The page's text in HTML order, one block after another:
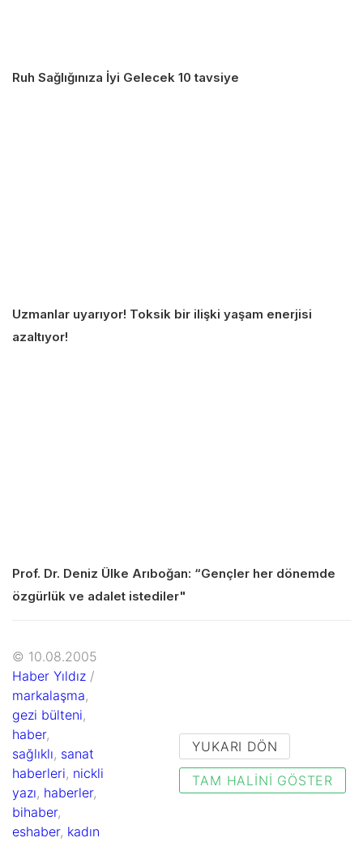
Ruh Sağlığınıza İyi Gelecek 10 tavsiye
Uzmanlar uyarıyor! Toksik bir ilişki yaşam enerjisi
azaltıyor!
Prof. Dr. Deniz Ülke Arıboğan: “Gençler her dönemde
özgürlük ve adalet istediler"
© 10.08.2005
Haber Yıldız /
markalaşma,
gezi bülteni,
haber,
sağlıklı, sanat
haberleri, nickli
yazı, haberler,
bihaber,
eshaber, kadın
YUKARI DÖN
TAM HALINI GÖSTER